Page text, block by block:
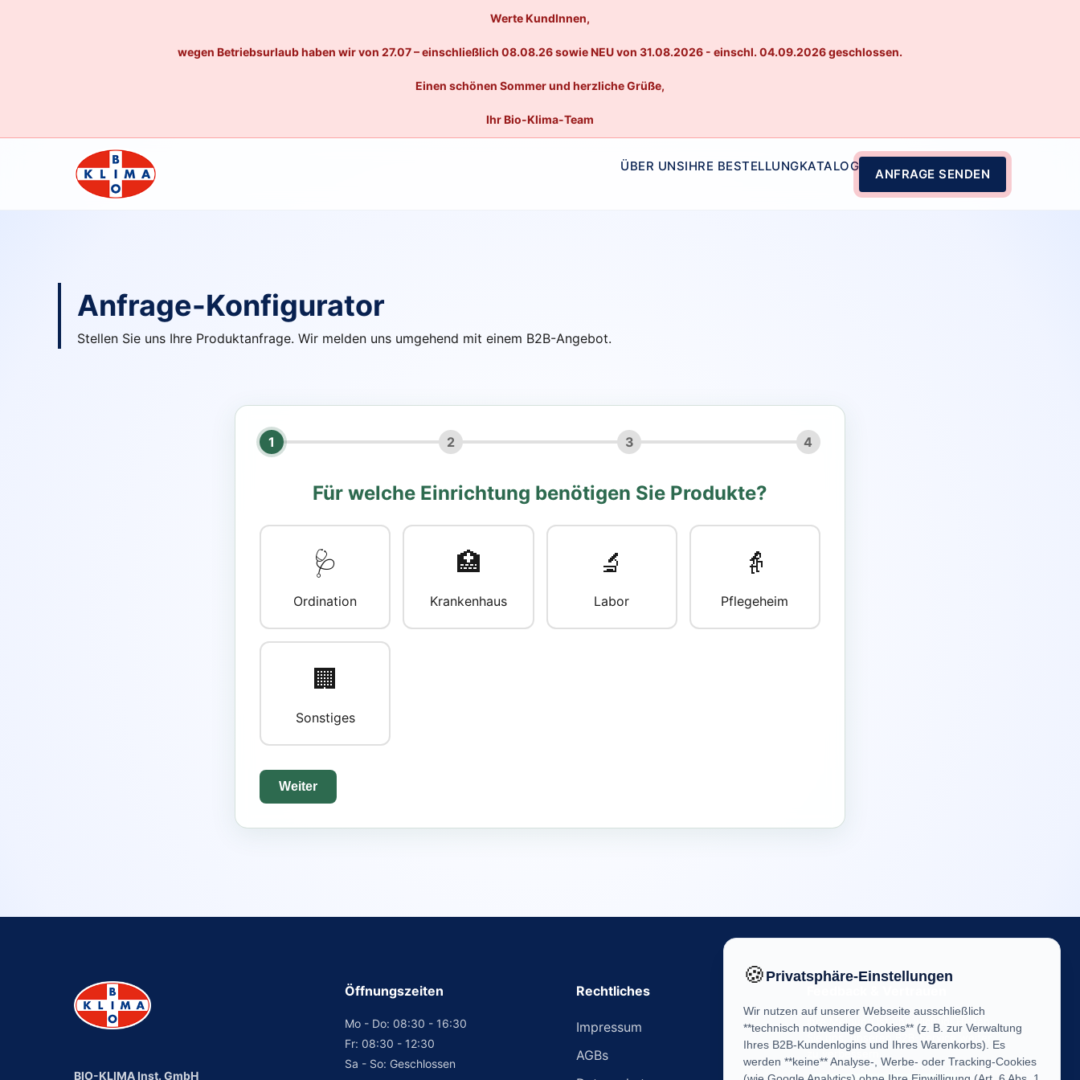
Werte KundInnen,
wegen Betriebsurlaub haben wir von 27.07 – einschließlich 08.08.26 sowie NEU von 31.08.2026 - einschl. 04.09.2026 geschlossen.
Einen schönen Sommer und herzliche Grüße,
Ihr Bio-Klima-Team
ÜBER UNSIHRE BESTELLUNGKATALOG
ANFRAGE SENDEN
Anfrage-Konfigurator
Stellen Sie uns Ihre Produktanfrage. Wir melden uns umgehend mit einem B2B-Angebot.
1 2 3 4
Für welche Einrichtung benötigen Sie Produkte?
🩺
Ordination
🏥
Krankenhaus
🔬
Labor
👵
Pflegeheim
🏢
Sonstiges
Weiter
BIO-KLIMA Inst. GmbH
Öffnungszeiten
Mo - Do: 08:30 - 16:30
Fr: 08:30 - 12:30
Sa - So: Geschlossen
Rechtliches
Impressum
AGBs
Ihre Meinung ist uns wichtig! Helfen
Sie uns, unseren B2B-Service weiter
zu verbessern.
🍪Privatsphäre-Einstellungen
Wir nutzen auf unserer Webseite ausschließlich
**technisch notwendige Cookies** (z. B. zur Verwaltung
Ihres B2B-Kundenlogins und Ihres Warenkorbs). Es
werden **keine** Analyse-, Werbe- oder Tracking-Cookies